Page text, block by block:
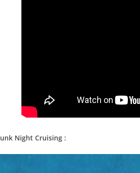
Night Cruising :